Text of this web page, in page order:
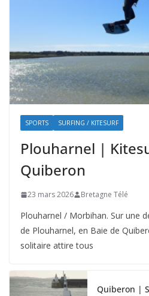
SPORTS SURFING / KITESURF
Plouharnel |
Quiberon
23 mars 2026 Bretagne Télé
Plouharnel / Morbihan. Sur une
de Plouharnel, en Baie de
solitaire attire tous
Quiberon |